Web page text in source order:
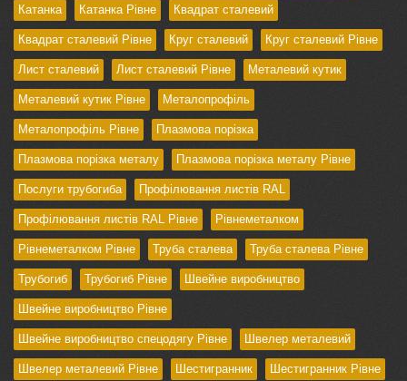
Катанка Катанка Рівне Квадрат сталевий
Квадрат сталевий Рівне Круг сталевий Круг сталевий Рівне
Лист сталевий Лист сталевий Рівне Металевий кутик
Металевий кутик Рівне Металопрофіль
Металопрофіль Рівне Плазмова порізка
Плазмова порізка металу Плазмова порізка металу Рівне
Послуги трубогиба Профілювання листів RAL
Профілювання листів RAL Рівне Рівнеметалком
Рівнеметалком Рівне Труба сталева Труба сталева Рівне
Трубогиб Трубогиб Рівне Швейне виробництво
Швейне виробництво Рівне
Швейне виробництво спецодягу Рівне Швелер металевий
Швелер металевий Рівне Шестигранник Шестигранник Рівне